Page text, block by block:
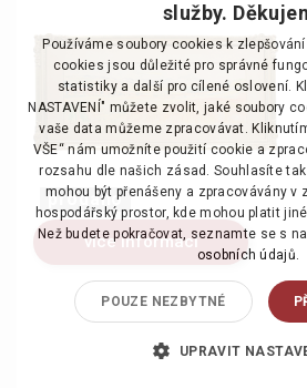
prodáno
více informací
služby.
Používáme soubory cookies k
cookies jsou důležité pro správné
statistiky a další pro cílené oslovení.
NASTAVENÍ" můžete zvolit, jaké soubory
vaše data můžeme zpracovávat.
VŠE“ nám umožníte použití cookie a
rozsahu dle našich zásad. Souhlasíte
mohou být přenášeny a zpracovávány v
hospodářský prostor, kde mohou platit
Než budete pokračovat, seznamte se s
osobních údajů.
POUZE NEZBYTNÉ
UPRAVIT